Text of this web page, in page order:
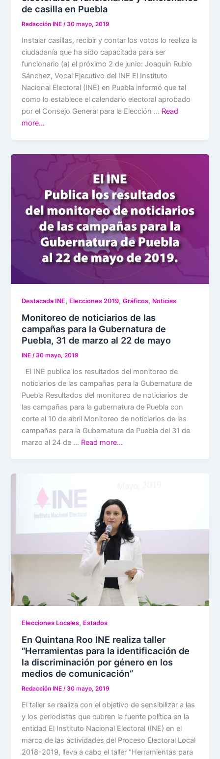
de casilla en Puebla
Redacción INE/30 mayo, 2019
Instalar casillas, recibir y contar los votos lo realiza la
ciudadanía que ha sido capacitada para ser
funcionario (a) el próximo 2 de junio: Joaquín Rubio
Sánchez, Vocal Ejecutivo del INE El Instituto
Nacional Electoral (INE) en Puebla informó que tal
como lo establece el calendario electoral aprobado
por el Consejo General para la Elección … Read
more…
Destacada INE, Elecciones 2019,Gráficos, Noticias
Monitoreo de noticiarios de las
campañas para la Gubernatura de
Puebla, 31 de marzo al 22 de mayo
INE/30 mayo, 2019
El INE publica los resultados del monitoreo de
noticiarios de las campañas para la Gubernatura de
Puebla Resultados del monitoreo de noticiarios de
las campañas para la gubernatura de Puebla con
corte al 10 de abril Monitoreo de noticiarios de las
campañas para la Gubernatura de Puebla del 31 de
marzo al 24 de … Read more…
Elecciones Locales, Estados
En Quintana Roo INE realiza taller
“Herramientas para la identificación de
la discriminación por género en los
medios de comunicación”
Redacción INE/30 mayo, 2019
El taller se realiza con el objetivo de sensibilizar a las
y los periodistas que cubren la fuente política en la
entidad El Instituto Nacional Electoral (INE) en el
marco de las actividades del Proceso Electoral Local
2018-2019, lleva a cabo el taller “Herramientas para